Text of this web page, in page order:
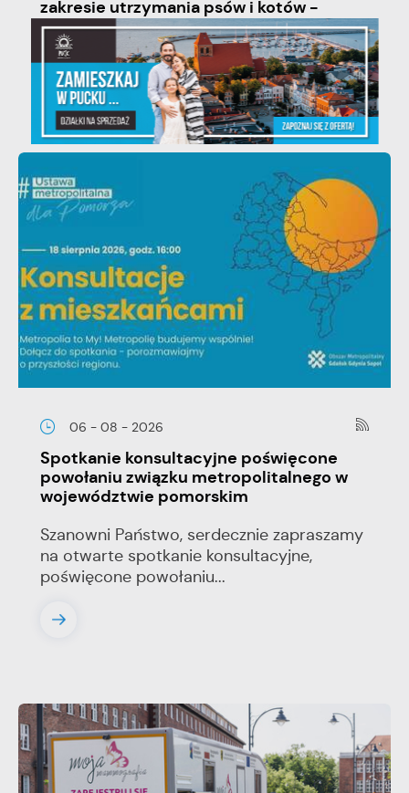
zakresie utrzymania psów i kotów -
zmiany w przepisach.
06 - 08 - 2026
Spotkanie konsultacyjne poświęcone
powołaniu związku metropolitalnego w
województwie pomorskim
Szanowni Państwo, serdecznie zapraszamy
na otwarte spotkanie konsultacyjne,
poświęcone powołaniu...